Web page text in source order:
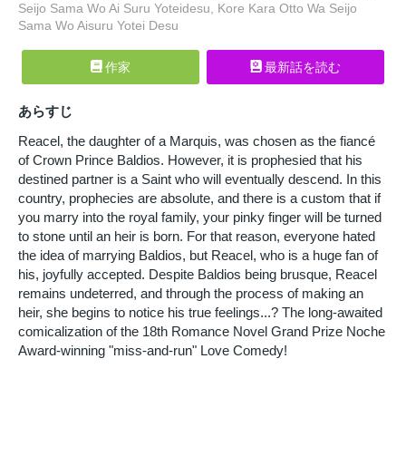
Seijo Sama Wo Ai Suru Yoteidesu, Kore Kara Otto Wa Seijo
Sama Wo Aisuru Yotei Desu
作家 最新話を読む
あらすじ
Reacel, the daughter of a Marquis, was chosen as the fiancé
of Crown Prince Baldios. However, it is prophesied that his
destined partner is a Saint who will eventually descend. In this
country, prophecies are absolute, and there is a custom that if
you marry into the royal family, your pinky finger will be turned
to stone until an heir is born. For that reason, everyone hated
the idea of marrying Baldios, but Reacel, who is a huge fan of
his, joyfully accepted. Despite Baldios being brusque, Reacel
remains undeterred, and through the process of making an
heir, she begins to notice his true feelings...? The long-awaited
comicalization of the 18th Romance Novel Grand Prize Noche
Award-winning "miss-and-run" Love Comedy!